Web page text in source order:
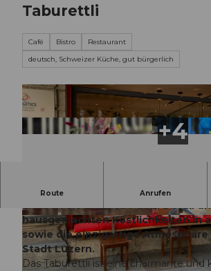
Taburettli
Café Bistro
Restaurant
deutsch, Schweizer Küche, gut bürgerlich
© Lena Zürcher |CC-BY-NC-ND © Lena Zürcher |
Route Anrufen
Hausgemacht trifft Harmonie und
Erleben Sie die Liebe zum Detail
hausgemachten Köstlichkeiten in
sowie die einzigartige
Stadt Luzern.
Das Taburettli ist eine charmante und